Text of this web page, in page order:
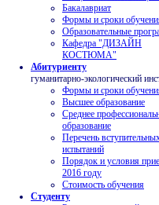
Бакалавриат
Формы и сроки
Образовательные
Кафедра "ДИЗАЙН
КОСТЮМА"
Абитуриенту
гуманитарно-экологический
Формы и сроки
Высшее образование
Среднее
образование
Перечень
испытаний
Порядок и условия
2016 году
Стоимость обучения
Студенту